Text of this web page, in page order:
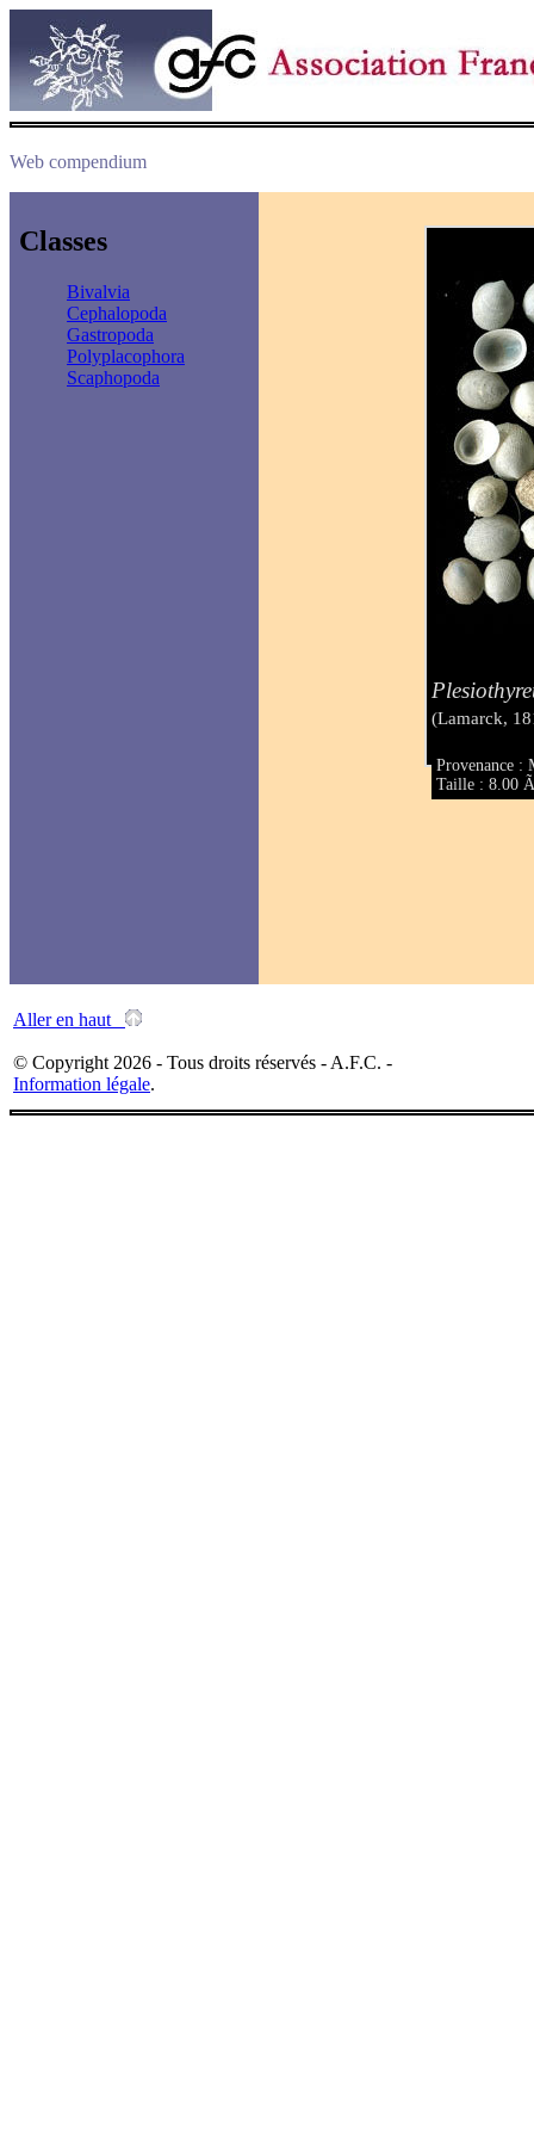
Web compendium
Classes
Bivalvia
Cephalopoda
Gastropoda
Polyplacophora
Scaphopoda
(Lamarck,
Provenance :
Taille : 8.00
Aller en haut
© Copyright 2026 - Tous droits réservés - A.F.C. -
Information légale.